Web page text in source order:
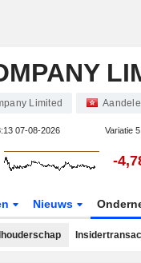
Limited
07-08-2026 Variatie
-
Nieuws